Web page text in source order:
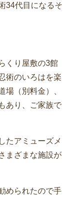
34代目になるそ
くり屋敷の3館
術のいろはを楽
場（別料金）、
あり、ご家族で
たアミューズメ
まざまな施設が
められたので手